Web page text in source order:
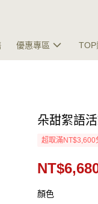
優惠專區 TOP
朵甜絮語
超取滿NT$3,600
顏色